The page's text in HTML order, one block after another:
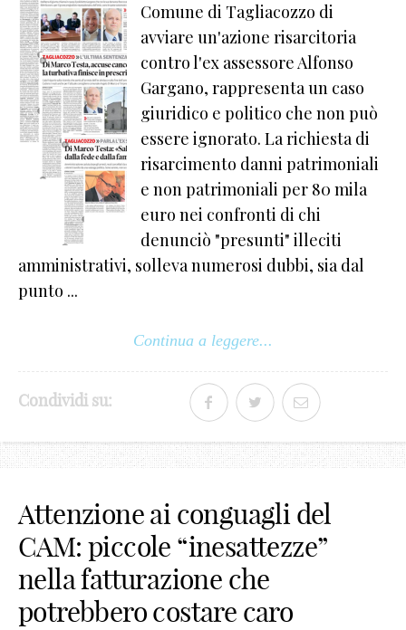
Comune di Tagliacozzo di
avviare un'azione risarcitoria
contro l'ex assessore Alfonso
Gargano, rappresenta un caso
giuridico e politico che non può
essere ignorato. La richiesta di
risarcimento danni patrimoniali
e non patrimoniali per 80 mila
euro nei confronti di chi
denunciò "presunti" illeciti
amministrativi, solleva numerosi dubbi, sia dal
punto ...
Continua a leggere...
Condividi su:
Attenzione ai conguagli del
CAM: piccole “inesattezze”
nella fatturazione che
potrebbero costare caro